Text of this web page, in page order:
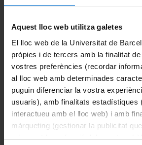
Aquest lloc web utilitza galetes
El lloc web de la Universitat de
pròpies i de tercers amb la finalitat
vostres preferències (recordar
al lloc web amb determinades
puguin diferenciar la vostra
usuaris), amb finalitats estadístiques
interactueu amb el lloc web) i amb
màrqueting (gestionar la publicitat
adequant-la en funció dels vostres
Acciones de apoyo y orientación
Asignaturas
Becas y ayudas
Calendario académico
Evaluación